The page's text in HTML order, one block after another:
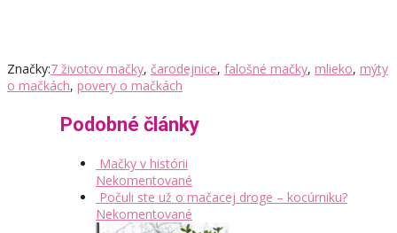
Značky:7 životov mačky, čarodejnice, falošné mačky, mlieko, mýty
o mačkách, povery o mačkách
Podobné články
Mačky v histórii
Nekomentované
Počuli ste už o mačacej droge – kocúrniku?
Nekomentované